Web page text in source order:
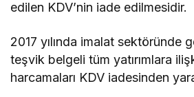
edilen KDV’nin iade edilmesidir.
2017 yılında imalat sektöründe
teşvik belgeli tüm yatırımlara
harcamaları KDV iadesinden